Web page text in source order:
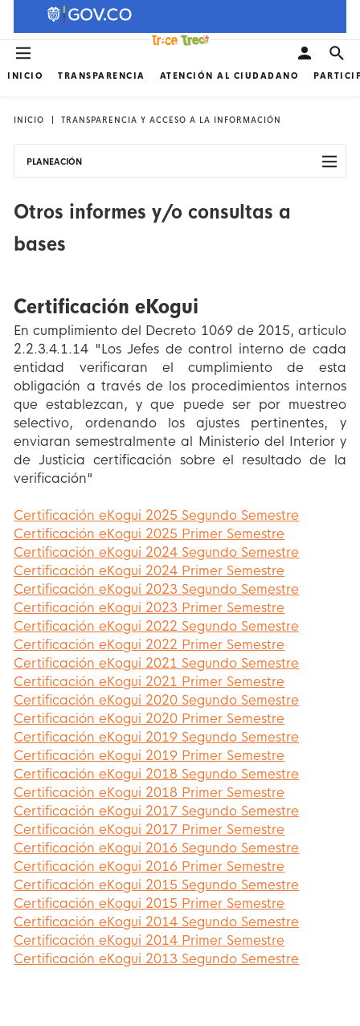
INICIO TRANSPARENCIA ATENCIÓN AL CIUDADANO
INICIO TRANSPARENCIA Y ACCESO A LA INFORMACIÓN
PLANEACIÓN
Otros informes y/o consultas a
bases
Certificación eKogui
En cumplimiento del Decreto 1069 de 2015, articulo
2.2.3.4.1.14 "Los Jefes de control interno de cada
entidad verificaran el cumplimiento de esta
obligación a través de los procedimientos internos
que establezcan, y que puede ser por muestreo
selectivo, ordenando los ajustes pertinentes, y
enviaran semestralmente al Ministerio del Interior y
de Justicia certificación sobre el resultado de la
verificación"
Certificación eKogui 2025 Segundo Semestre
Certificación eKogui 2025 Primer Semestre
Certificación eKogui 2024 Segundo Semestre
Certificación eKogui 2024 Primer Semestre
Certificación eKogui 2023 Segundo Semestre
Certificación eKogui 2023 Primer Semestre
Certificación eKogui 2022 Segundo Semestre
Certificación eKogui 2022 Primer Semestre
Certificación eKogui 2021 Segundo Semestre
Certificación eKogui 2021 Primer Semestre
Certificación eKogui 2020 Segundo Semestre
Certificación eKogui 2020 Primer Semestre
Certificación eKogui 2019 Segundo Semestre
Certificación eKogui 2019 Primer Semestre
Certificación eKogui 2018 Segundo Semestre
Certificación eKogui 2018 Primer Semestre
Certificación eKogui 2017 Segundo Semestre
Certificación eKogui 2017 Primer Semestre
Certificación eKogui 2016 Segundo Semestre
Certificación eKogui 2016 Primer Semestre
Certificación eKogui 2015 Segundo Semestre
Certificación eKogui 2015 Primer Semestre
Certificación eKogui 2014 Segundo Semestre
Certificación eKogui 2014 Primer Semestre
Certificación eKogui 2013 Segundo Semestre